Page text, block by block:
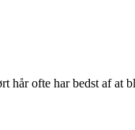
ofte har bedst af at